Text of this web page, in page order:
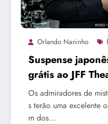
Orlando Naninho
Suspense
grátis ao JFF
da aclamada
Os admiradores de
s terão uma excelente
m dos…